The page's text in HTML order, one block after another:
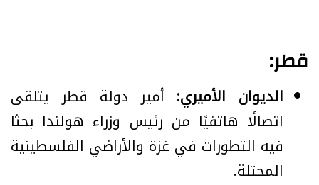
قطر:
الديوان الأميري: أمير دولة قطر يتلقى
اتصالًا هاتفيًا من رئيس وزراء هولندا بحثا
فيه التطورات في غزة والأراضي الفلسطينية
المحتلة.